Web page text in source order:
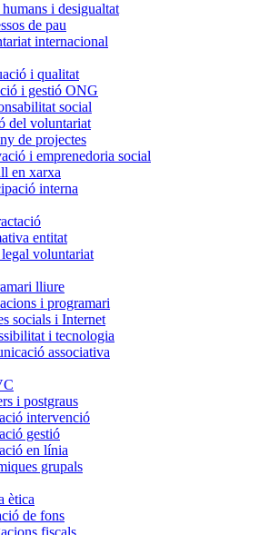
i desigualtat
de pau
internacional
i qualitat
i gestió ONG
social
del voluntariat
de projectes
i emprenedoria social
en xarxa
interna
entitat
voluntariat
lliure
i programari
socials i Internet
i tecnologia
associativa
i postgraus
intervenció
gestió
en línia
grupals
ètica
de fons